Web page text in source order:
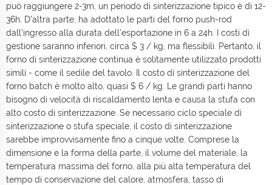
può raggiungere 2-3m, un periodo di sinterizzazione tipico è di 12-
36h. D'altra parte, ha adottato le parti del forno push-rod
dall'ingresso alla durata dell'esportazione in 6 a 24h. I costi di
gestione saranno inferiori, circa $ 3 / kg, ma flessibili. Pertanto, il
forno di sinterizzazione continua è solitamente utilizzato prodotti
simili - come il sedile del tavolo. Il costo di sinterizzazione del
forno batch è molto alto, quasi $ 6 / kg. Le grandi parti hanno
bisogno di velocità di riscaldamento lenta e causa la stufa con
alto costo di sinterizzazione. Se necessario ciclo speciale di
sinterizzazione o stufa speciale, il costo di sinterizzazione
sarebbe improvvisamente fino a cinque volte. Comprese la
dimensione e la forma della parte, il volume del materiale, la
temperatura massima del forno, alla più alta temperatura del
tempo di conservazione del calore, atmosfera, tasso di